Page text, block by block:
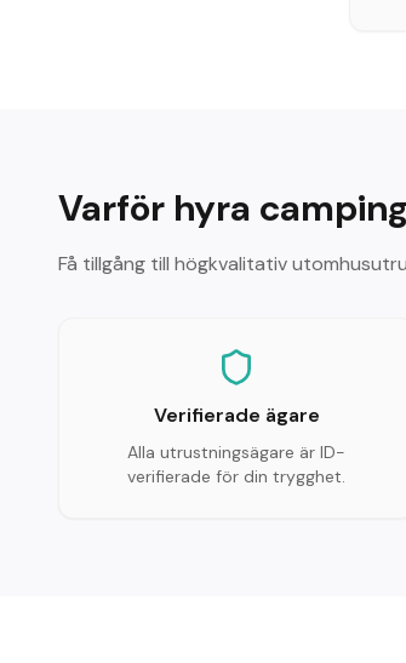
Varför hyra
Få tillgång till högkvalitativ
Verifierade ägare
Alla utrustningsägare är ID-
verifierade för din trygghet.